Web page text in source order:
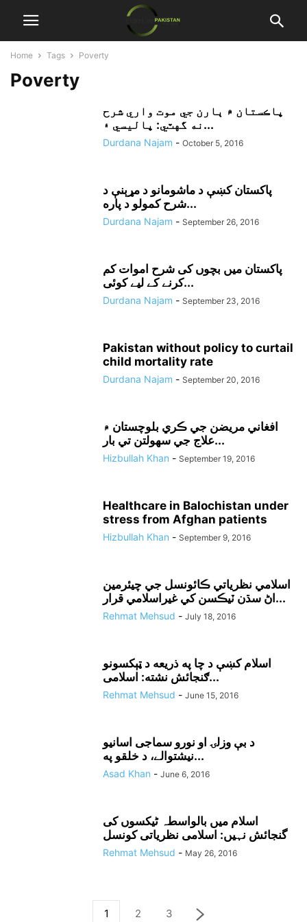
Home Tags Poverty
Poverty
پاڪستان ۾ ٻارن جي موت واري شرح
نه گهٽي: پاليسي ۽...
Durdana Najam - October 5, 2016
پاکستان کښې د ماشومانو د مړېنې د
شرح کمولو د پاره...
Durdana Najam - September 26, 2016
پاکستان میں بچوں کی شرح اموات کم
کرنے کے لیے کوئی...
Durdana Najam - September 23, 2016
Pakistan without policy to curtail
child mortality rate
Durdana Najam - September 20, 2016
افغاني مريضن جي ڪري بلوچستان ۾
علاج جي سهولتن تي بار...
Hizbullah Khan - September 19, 2016
Healthcare in Balochistan under
stress from Afghan patients
Hizbullah Khan - September 9, 2016
اسلامي نظرياتي ڪائونسل جي چيئرمين
اڻ سڌن ٽيڪسن کي غيراسلامي قرار...
Rehmat Mehsud - July 18, 2016
اسلام کښې د چا په ذريعه د ټېکسونو
ګنجائش نشته: اسلامى...
Rehmat Mehsud - June 15, 2016
د بې وزلۍ او نورو سماجى اسانيو
نيشتوالے، د خلقو په...
Asad Khan - June 6, 2016
اسلام میں بالواسطہ ٹیکسوں کی
گنجائش نہیں: اسلامی نظریاتی کونسل
Rehmat Mehsud - May 26, 2016
1 2 3